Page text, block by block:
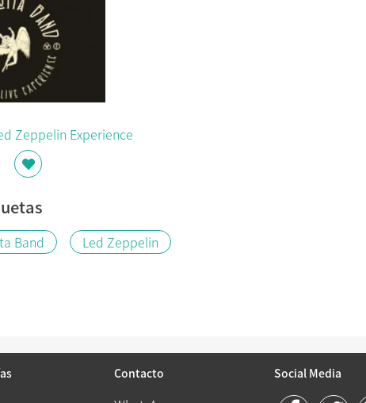
Zeppelin Experience
Band Led Zeppelin
Contacto Social Media